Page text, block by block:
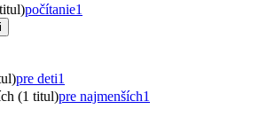
počítanie1
pre deti1
(1 titul)pre najmenších1